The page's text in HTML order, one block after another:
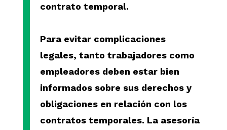
contrato temporal.
Para evitar complicaciones
legales, tanto trabajadores como
empleadores deben estar bien
informados sobre sus derechos y
obligaciones en relación con los
contratos temporales. La asesoría